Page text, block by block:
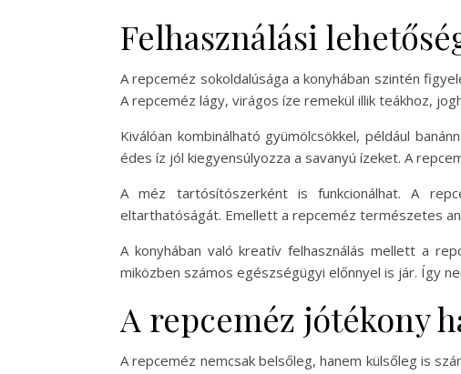
Felhasználási
A repceméz sokoldalúsága a konyhában szintén
A repceméz lágy, virágos íze remekül illik teákhoz,
Kiválóan kombinálható gyümölcsökkel, például
édes íz jól kiegyensúlyozza a savanyú ízeket. A
A méz tartósítószerként is funkcionálhat. A
eltarthatóságát. Emellett a repceméz természetes
A konyhában való kreatív felhasználás mellett a
miközben számos egészségügyi előnnyel is jár. Így
A repceméz jótékony
A repceméz nemcsak belsőleg, hanem külsőleg is